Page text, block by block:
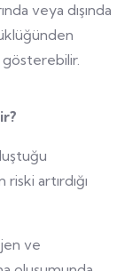
veya dışında
artırdığı
ve